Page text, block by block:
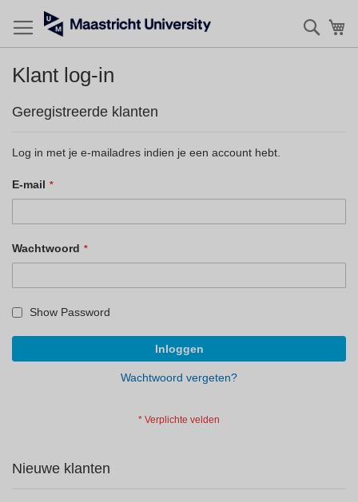
Klant log-in
Geregistreerde klanten
Log in met je e-mailadres indien je een account hebt.
E-mail
Wachtwoord
Show Password
Inloggen
Wachtwoord vergeten?
Nieuwe klanten